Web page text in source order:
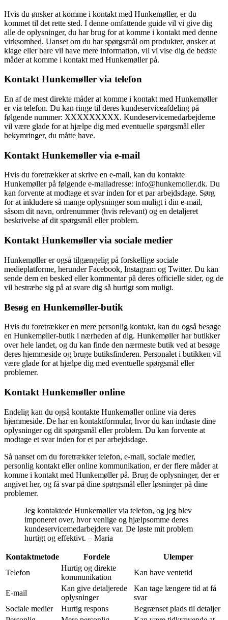
Hvis du ønsker at komme i kontakt med Hunkemøller, er du
kommet til det rette sted. I denne omfattende guide vil vi give dig
alle de oplysninger, du har brug for at komme i kontakt med denne
virksomhed. Uanset om du har spørgsmål om produkter, ønsker at
klage eller bare vil have mere information, vil vi vise dig de bedste
måder at komme i kontakt med Hunkemøller på.
Kontakt Hunkemøller via telefon
En af de mest direkte måder at komme i kontakt med Hunkemøller
er via telefon. Du kan ringe til deres kundeserviceafdeling på
følgende nummer: XXXXXXXXX. Kundeservicemedarbejderne
vil være glade for at hjælpe dig med eventuelle spørgsmål eller
bekymringer, du måtte have.
Kontakt Hunkemøller via e-mail
Hvis du foretrækker at skrive en e-mail, kan du kontakte
Hunkemøller på følgende e-mailadresse: info@hunkemoller.dk. Du
kan forvente at modtage et svar inden for et par arbejdsdage. Sørg
for at inkludere så mange oplysninger som muligt i din e-mail,
såsom dit navn, ordrenummer (hvis relevant) og en detaljeret
beskrivelse af dit spørgsmål eller problem.
Kontakt Hunkemøller via sociale medier
Hunkemøller er også tilgængelig på forskellige sociale
medieplatforme, herunder Facebook, Instagram og Twitter. Du kan
sende dem en besked eller kommentar på deres officielle sider, og de
vil bestræbe sig på at svare dig så hurtigt som muligt.
Besøg en Hunkemøller-butik
Hvis du foretrækker en mere personlig kontakt, kan du også besøge
en Hunkemøller-butik i nærheden af dig. Hunkemøller har butikker
over hele landet, og du kan finde den nærmeste butik ved at besøge
deres hjemmeside og bruge butiksfinderen. Personalet i butikken vil
være glade for at hjælpe dig med eventuelle spørgsmål eller
problemer.
Kontakt Hunkemøller online
Endelig kan du også kontakte Hunkemøller online via deres
hjemmeside. De har en kontaktformular, hvor du kan indtaste dine
oplysninger og dit spørgsmål eller problem. Du kan forvente at
modtage et svar inden for et par arbejdsdage.
Så uanset om du foretrækker telefon, e-mail, sociale medier,
personlig kontakt eller online kommunikation, er der flere måder at
komme i kontakt med Hunkemøller på. Brug de oplysninger, der er
angivet her, og få svar på dine spørgsmål eller løsninger på dine
problemer.
Jeg kontaktede Hunkemøller via telefon, og jeg blev
imponeret over, hvor venlige og hjælpsomme deres
kundeservicemedarbejdere var. De løste mit problem
hurtigt og effektivt. – Maria
Kontaktmetode Fordele
Ulemper
Telefon
Hurtig og direkte
kommunikation
Kan have ventetid
E-mail
Kan give detaljerede
oplysninger
Kan tage længere tid at få
svar
Sociale medier
Hurtig respons
Begrænset plads til detaljer